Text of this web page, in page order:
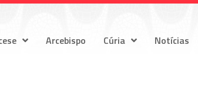
Arcebispo Cúria Notícias